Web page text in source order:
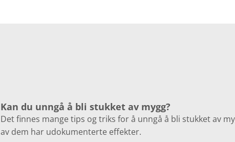
Kan du unngå å bli stukket av mygg?
Det finnes mange tips og triks for å unngå å bli stukket av
av dem har udokumenterte effekter.